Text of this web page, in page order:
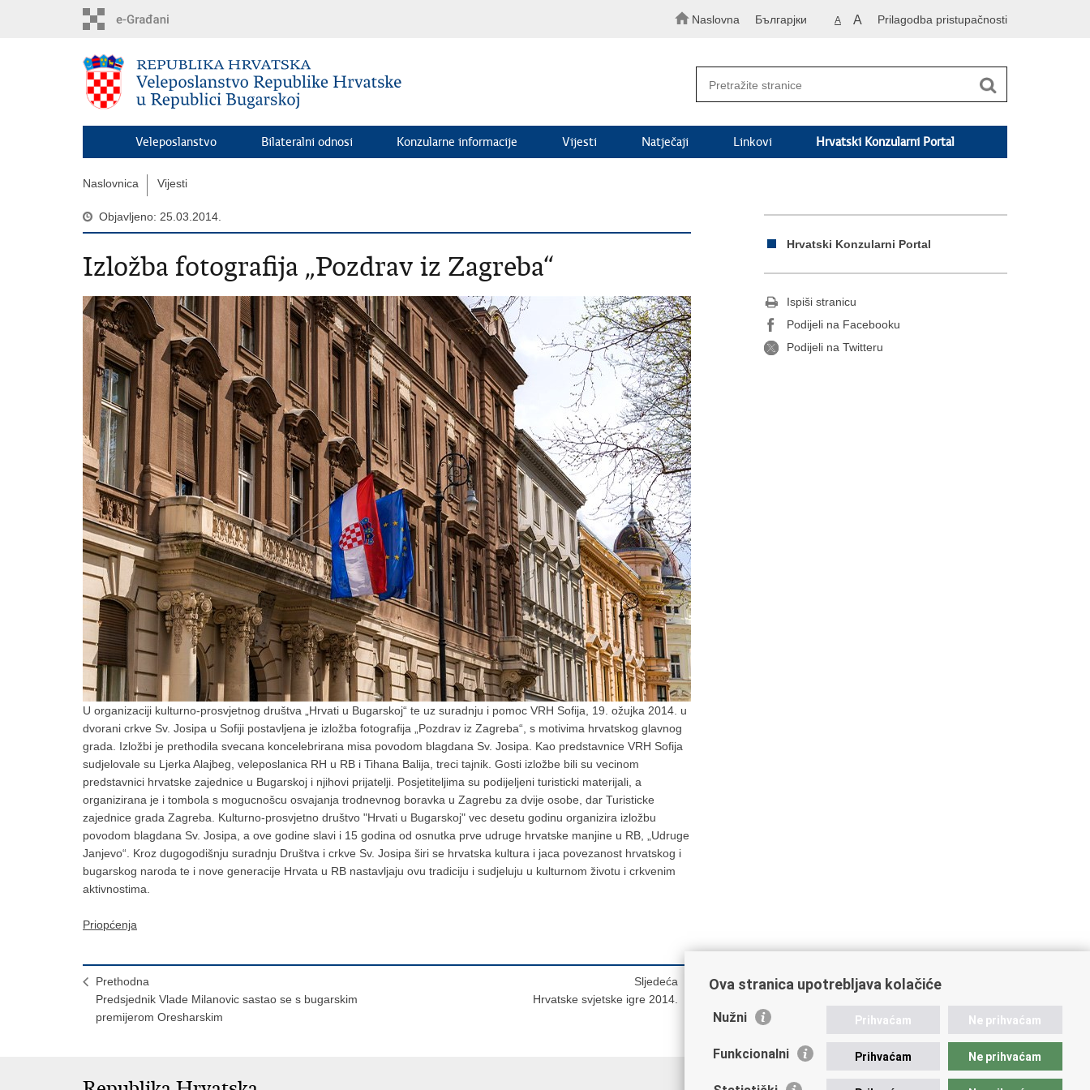
Naslovna Българјки A A Prilagodba pristupačnosti
Veleposlanstvo Bilateralni odnosi Konzularne informacije Vijesti Natječaji Linkovi Hrvatski Konzularni Portal
Naslovnica Vijesti
Objavljeno: 25.03.2014.
Izložba fotografija „Pozdrav iz Zagreba“
U organizaciji kulturno-prosvjetnog društva „Hrvati u Bugarskoj“ te uz suradnju i pomoc VRH Sofija, 19. ožujka 2014. u
dvorani crkve Sv. Josipa u Sofiji postavljena je izložba fotografija „Pozdrav iz Zagreba“, s motivima hrvatskog glavnog
grada. Izložbi je prethodila svecana koncelebrirana misa povodom blagdana Sv. Josipa. Kao predstavnice VRH Sofija
sudjelovale su Ljerka Alajbeg, veleposlanica RH u RB i Tihana Balija, treci tajnik. Gosti izložbe bili su vecinom
predstavnici hrvatske zajednice u Bugarskoj i njihovi prijatelji. Posjetiteljima su podijeljeni turisticki materijali, a
organizirana je i tombola s mogucnošcu osvajanja trodnevnog boravka u Zagrebu za dvije osobe, dar Turisticke
zajednice grada Zagreba. Kulturno-prosvjetno društvo "Hrvati u Bugarskoj" vec desetu godinu organizira izložbu
povodom blagdana Sv. Josipa, a ove godine slavi i 15 godina od osnutka prve udruge hrvatske manjine u RB, „Udruge
Janjevo“. Kroz dugogodišnju suradnju Društva i crkve Sv. Josipa širi se hrvatska kultura i jaca povezanost hrvatskog i
bugarskog naroda te i nove generacije Hrvata u RB nastavljaju ovu tradiciju i sudjeluju u kulturnom životu i crkvenim
aktivnostima.
Priopćenja
Prethodna
Predsjednik Vlade Milanovic sastao se s bugarskim
premijerom Oresharskim
Sljedeća
Hrvatske svjetske igre 2014.
Hrvatski Konzularni Portal
Ispiši stranicu
Podijeli na Facebooku
Podijeli na Twitteru
Ova stranica upotrebljava kolačiće
Nužni Prihvaćam Ne prihvaćam
Funkcionalni Prihvaćam Ne prihvaćam